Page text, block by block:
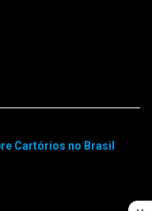
Cartórios no Brasil